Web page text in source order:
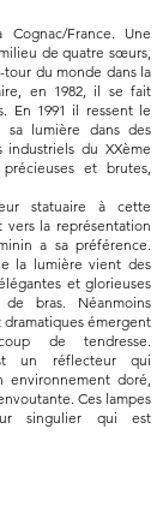
France. Une
de quatre sœurs,
du monde dans la
en 1982, il se fait
En 1991 il ressent le
sa lumière dans des
industriels du XXème
et brutes,
statuaire à cette
la représentation
a sa préférence.
la lumière vient des
et glorieuses
bras. Néanmoins
émergent
de tendresse.
un réflecteur qui
environnement doré,
Ces lampes
singulier qui est